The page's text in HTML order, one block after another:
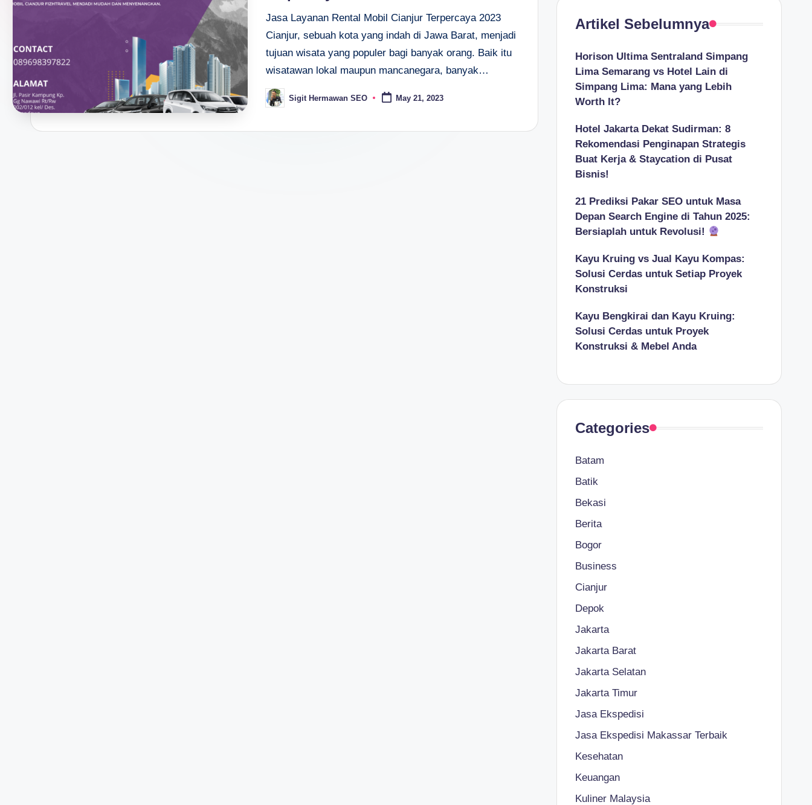
Jasa Layanan Rental Mobil Cianjur Terpercaya 2023
Cianjur, sebuah kota yang indah di Jawa Barat, menjadi
tujuan wisata yang populer bagi banyak orang. Baik itu
wisatawan lokal maupun mancanegara, banyak…
Posted
by
Sigit Hermawan SEO May 21, 2023
Artikel Sebelumnya
Horison Ultima Sentraland Simpang
Lima Semarang vs Hotel Lain di
Simpang Lima: Mana yang Lebih
Worth It?
Hotel Jakarta Dekat Sudirman: 8
Rekomendasi Penginapan Strategis
Buat Kerja & Staycation di Pusat
Bisnis!
21 Prediksi Pakar SEO untuk Masa
Depan Search Engine di Tahun 2025:
Bersiaplah untuk Revolusi!
Kayu Kruing vs Jual Kayu Kompas:
Solusi Cerdas untuk Setiap Proyek
Konstruksi
Kayu Bengkirai dan Kayu Kruing:
Solusi Cerdas untuk Proyek
Konstruksi & Mebel Anda
Categories
Batam
Batik
Bekasi
Berita
Bogor
Business
Cianjur
Depok
Jakarta
Jakarta Barat
Jakarta Selatan
Jakarta Timur
Jasa Ekspedisi
Jasa Ekspedisi Makassar Terbaik
Kesehatan
Keuangan
Kuliner Malaysia